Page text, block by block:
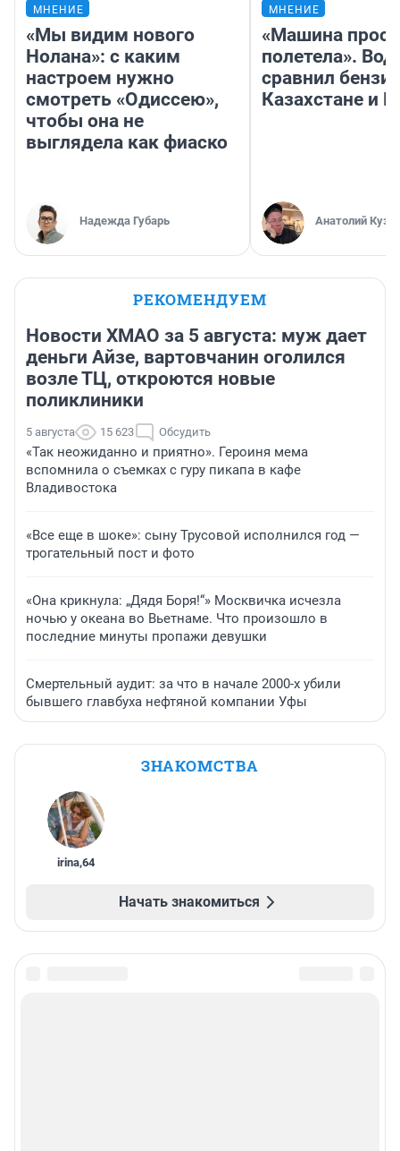
МНЕНИЕ
«Мы видим нового
Нолана»: с каким
настроем нужно
смотреть «Одиссею»,
чтобы она не
выглядела как фиаско
Надежда Губарь
МНЕНИЕ
«Машина
полетела».
сравнил
Казахстане и
Анатолий
РЕКОМЕНДУЕМ
Новости ХМАО за 5 августа: муж дает
деньги Айзе, вартовчанин оголился
возле ТЦ, откроются новые
поликлиники
5 августа 15 623 Обсудить
«Так неожиданно и приятно». Героиня мема
вспомнила о съемках с гуру пикапа в кафе
Владивостока
«Все еще в шоке»: сыну Трусовой исполнился год —
трогательный пост и фото
«Она крикнула: „Дядя Боря!“» Москвичка исчезла
ночью у океана во Вьетнаме. Что произошло в
последние минуты пропажи девушки
Смертельный аудит: за что в начале 2000-х убили
бывшего главбуха нефтяной компании Уфы
ЗНАКОМСТВА
irina,64
Начать знакомиться